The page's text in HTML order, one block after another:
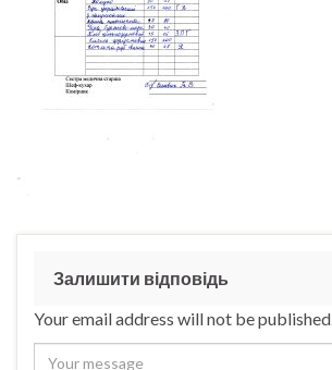
Залишити відповідь
Your email address will not be published.